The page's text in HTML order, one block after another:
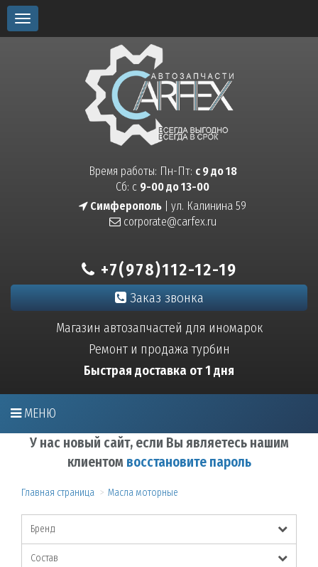
Toggle
navigation
Время работы: Пн-Пт: с 9 до 18
Сб: с 9-00 до 13-00
Симферополь | ул. Калинина 59
corporate@carfex.ru
+7(978)112-12-19
Заказ звонка
Магазин автозапчастей для иномарок
Ремонт и продажа турбин
Быстрая доставка от 1 дня
МЕНЮ
У нас новый сайт, если Вы являетесь нашим
клиентом восстановите пароль
Главная страница Масла моторные
Бренд
Состав